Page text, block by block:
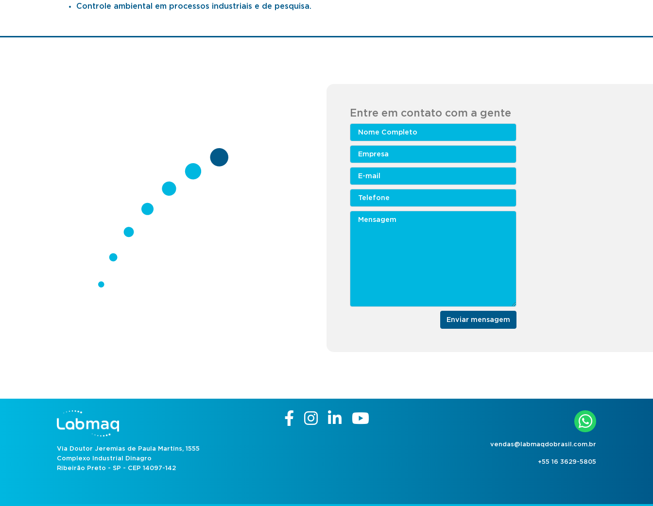
Controle ambiental em processos industriais e de pesquisa.
Entre em contato com a gente
Enviar mensagem
vendas@labmaqdobrasil.com.br
+55 16 3629-5805
Via Doutor Jeremias de Paula Martins, 1555
Complexo Industrial Dinagro
Ribeirão Preto - SP - CEP 14097-142